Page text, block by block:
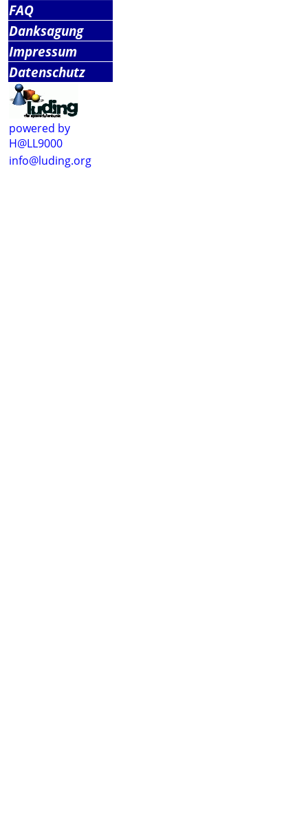
FAQ
Danksagung
Impressum
Datenschutz
powered by
H@LL9000
info@luding.org